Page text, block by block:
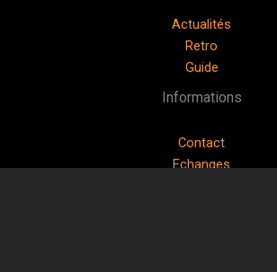
Actualités
Retro
Guide
Informations
Contact
Echanges